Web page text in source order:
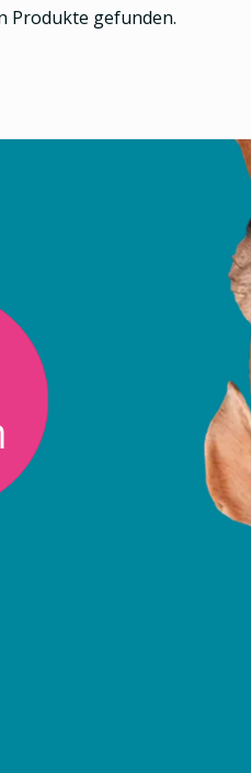
Produkte gefunden.